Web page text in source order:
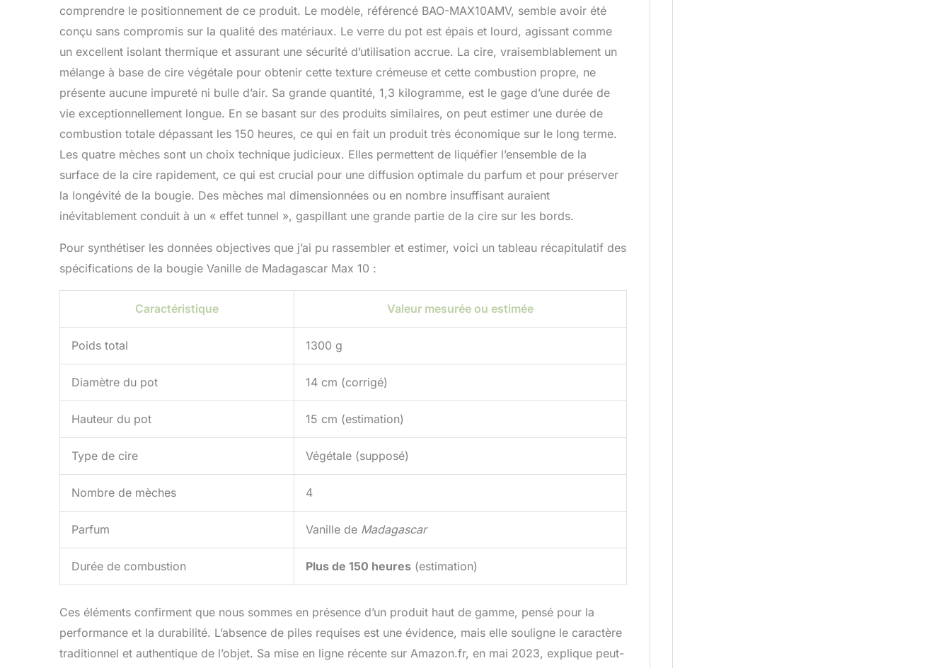
comprendre le positionnement de ce produit. Le modèle, référencé BAO-MAX10AMV, semble avoir été
conçu sans compromis sur la qualité des matériaux. Le verre du pot est épais et lourd, agissant comme
un excellent isolant thermique et assurant une sécurité d’utilisation accrue. La cire, vraisemblablement un
mélange à base de cire végétale pour obtenir cette texture crémeuse et cette combustion propre, ne
présente aucune impureté ni bulle d’air. Sa grande quantité, 1,3 kilogramme, est le gage d’une durée de
vie exceptionnellement longue. En se basant sur des produits similaires, on peut estimer une durée de
combustion totale dépassant les 150 heures, ce qui en fait un produit très économique sur le long terme.
Les quatre mèches sont un choix technique judicieux. Elles permettent de liquéfier l’ensemble de la
surface de la cire rapidement, ce qui est crucial pour une diffusion optimale du parfum et pour préserver
la longévité de la bougie. Des mèches mal dimensionnées ou en nombre insuffisant auraient
inévitablement conduit à un « effet tunnel », gaspillant une grande partie de la cire sur les bords.
Pour synthétiser les données objectives que j’ai pu rassembler et estimer, voici un tableau récapitulatif des
spécifications de la bougie Vanille de Madagascar Max 10 :
Caractéristique Valeur mesurée ou estimée
Poids total 1300 g
Diamètre du pot 14 cm (corrigé)
Hauteur du pot 15 cm (estimation)
Type de cire Végétale (supposé)
Nombre de mèches 4
Parfum Vanille de Madagascar
Durée de combustion Plus de 150 heures (estimation)
Ces éléments confirment que nous sommes en présence d’un produit haut de gamme, pensé pour la
performance et la durabilité. L’absence de piles requises est une évidence, mais elle souligne le caractère
traditionnel et authentique de l’objet. Sa mise en ligne récente sur Amazon.fr, en mai 2023, explique peut-